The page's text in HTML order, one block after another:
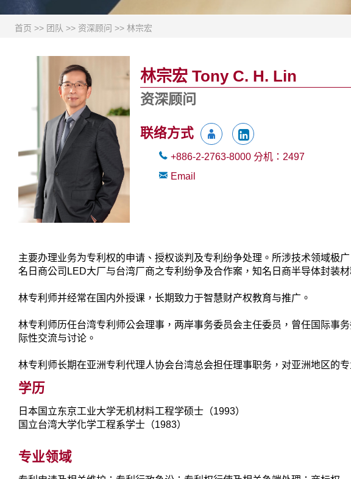
首页 >> 团队 >> 资深顾问 >> 林宗宏
林宗宏 Tony C. H. Lin
资深顾问
联络方式
+886-2-2763-8000 分机： 2497
Email
主要办理业务为专利权的申请、授权谈判及专利纷争处理。所涉技术领域极
名日商公司LED大厂与台湾厂商之专利纷争及合作案，知名日商半导体封装
林专利师并经常在国内外授课，长期致力于智慧财产权教育与推广。
林专利师历任台湾专利师公会理事，两岸事务委员会主任委员，曾任国际事
际性交流与讨论。
林专利师长期在亚洲专利代理人协会台湾总会担任理事职务，对亚洲地区的专
学历
日本国立东京工业大学无机材料工程学硕士（1993）
国立台湾大学化学工程系学士（1983）
专业领域